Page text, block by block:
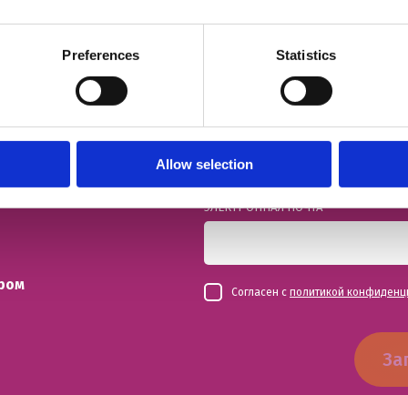
Preferences Statistics
Allow selection
урок
НОМЕР ТЕЛЕФОНА
ЭЛЕКТРОННАЯ ПОЧТА
Согласен с политикой